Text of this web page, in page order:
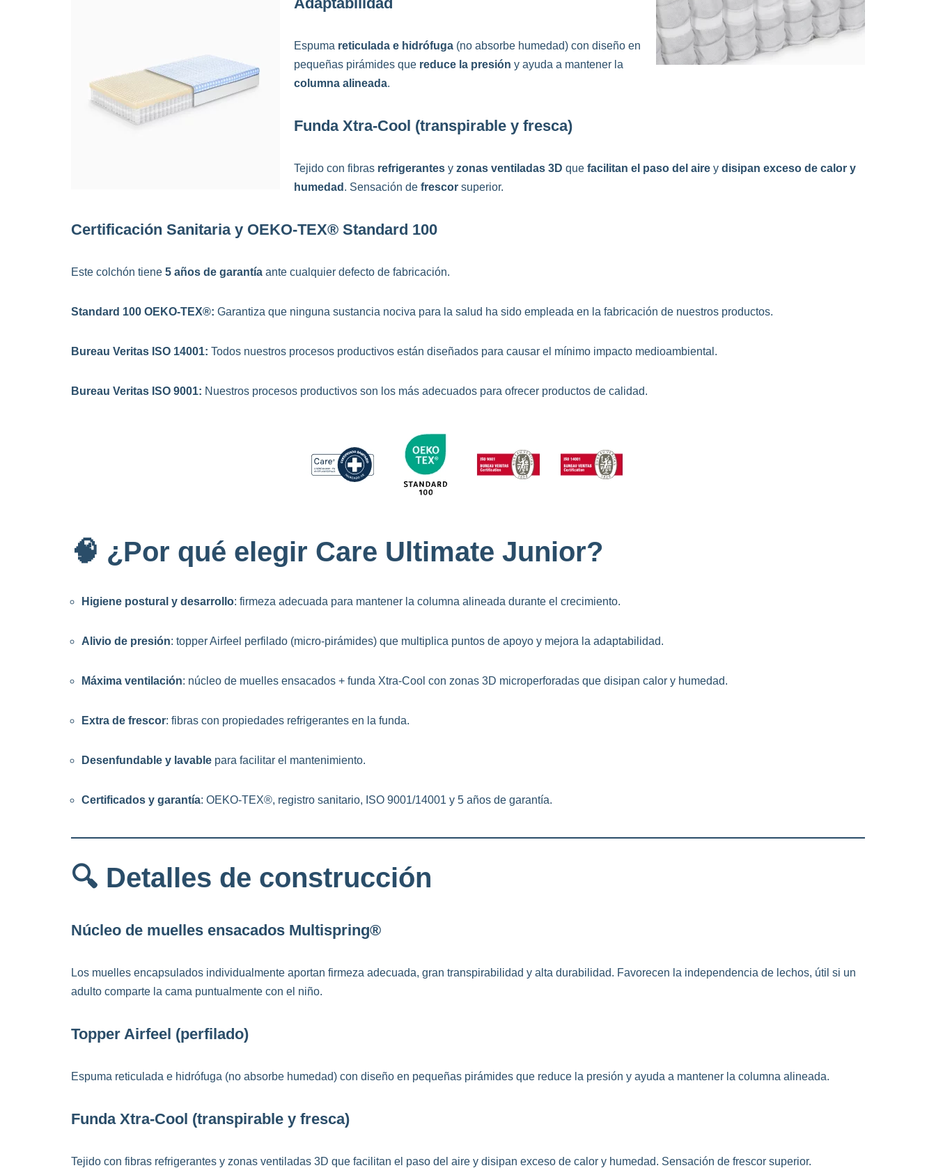
Espuma reticulada e hidrófuga (no absorbe humedad) con diseño en
pequeñas pirámides que reduce la presión y ayuda a mantener la
columna alineada.
Funda Xtra‑Cool (transpirable y fresca)
Tejido con fibras refrigerantes y zonas ventiladas 3D que facilitan el paso del aire y disipan exceso de calor y
humedad . Sensación de frescor superior.
Certificación Sanitaria y OEKO-TEX® Standard 100
Este colchón tiene 5 años de garantía ante cualquier defecto de fabricación.
Standard 100 OEKO-TEX®: Garantiza que ninguna sustancia nociva para la salud ha sido empleada en la fabricación de nuestros productos.
Bureau Veritas ISO 14001: Todos nuestros procesos productivos están diseñados para causar el mínimo impacto medioambiental.
Bureau Veritas ISO 9001: Nuestros procesos productivos son los más adecuados para ofrecer productos de calidad.
🧠 ¿Por qué elegir Care Ultimate Junior?
Higiene postural y desarrollo: firmeza adecuada para mantener la columna alineada durante el crecimiento.
Alivio de presión: topper Airfeel perfilado (micro-pirámides) que multiplica puntos de apoyo y mejora la adaptabilidad.
Máxima ventilación: núcleo de muelles ensacados + funda Xtra-Cool con zonas 3D microperforadas que disipan calor y humedad.
Extra de frescor: fibras con propiedades refrigerantes en la funda.
Desenfundable y lavable para facilitar el mantenimiento.
Certificados y garantía: OEKO-TEX®, registro sanitario, ISO 9001/14001 y 5 años de garantía.
🔍 Detalles de construcción
Núcleo de muelles ensacados Multispring®
Los muelles encapsulados individualmente aportan firmeza adecuada, gran transpirabilidad y alta durabilidad. Favorecen la independencia de lechos, útil si un
adulto comparte la cama puntualmente con el niño.
Topper Airfeel (perfilado)
Espuma reticulada e hidrófuga (no absorbe humedad) con diseño en pequeñas pirámides que reduce la presión y ayuda a mantener la columna alineada.
Funda Xtra-Cool (transpirable y fresca)
Tejido con fibras refrigerantes y zonas ventiladas 3D que facilitan el paso del aire y disipan exceso de calor y humedad. Sensación de frescor superior.